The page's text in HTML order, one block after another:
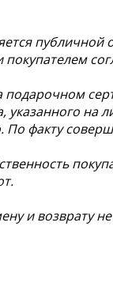
публичной
на
факту
и возврату